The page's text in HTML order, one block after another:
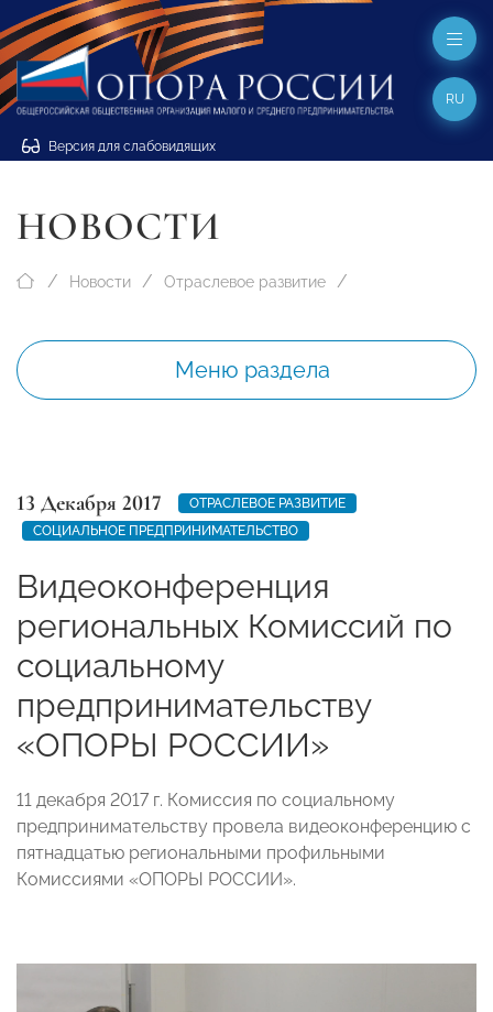
Версия для слабовидящих
RU
НОВОСТИ
Новости Отраслевое развитие
Меню раздела
13 Декабря 2017
ОТРАСЛЕВОЕ РАЗВИТИЕ
СОЦИАЛЬНОЕ ПРЕДПРИНИМАТЕЛЬСТВО
Видеоконференция
региональных Комиссий по
социальному
предпринимательству
«ОПОРЫ РОССИИ»
11 декабря 2017 г. Комиссия по социальному
предпринимательству провела видеоконференцию с
пятнадцатью региональными профильными
Комиссиями «ОПОРЫ РОССИИ».